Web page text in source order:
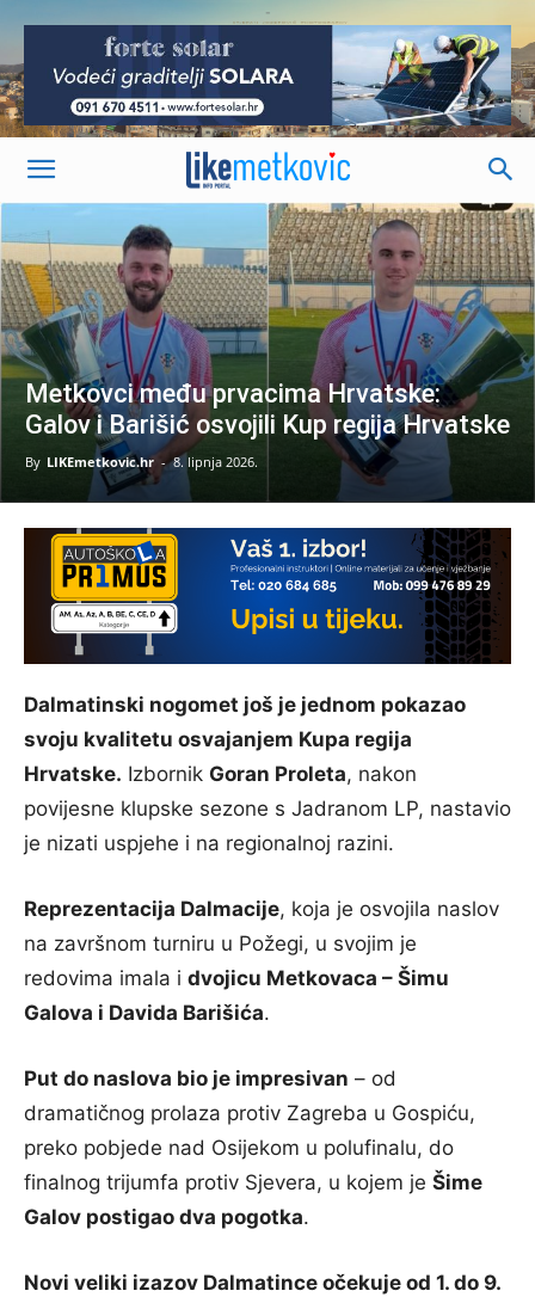
-
Metkovci među prvacima Hrvatske:
Galov i Barišić osvojili Kup regija Hrvatske
By LIKEmetkovic.hr - 8. lipnja 2026.
Dalmatinski nogomet još je jednom pokazao
svoju kvalitetu osvajanjem Kupa regija
Hrvatske. Izbornik Goran Proleta, nakon
povijesne klupske sezone s Jadranom LP, nastavio
je nizati uspjehe i na regionalnoj razini.
Reprezentacija Dalmacije, koja je osvojila naslov
na završnom turniru u Požegi, u svojim je
redovima imala i dvojicu Metkovaca – Šimu
Galova i Davida Barišića.
Put do naslova bio je impresivan – od
dramatičnog prolaza protiv Zagreba u Gospiću,
preko pobjede nad Osijekom u polufinalu, do
finalnog trijumfa protiv Sjevera, u kojem je Šime
Galov postigao dva pogotka.
Novi veliki izazov Dalmatince očekuje od 1. do 9.